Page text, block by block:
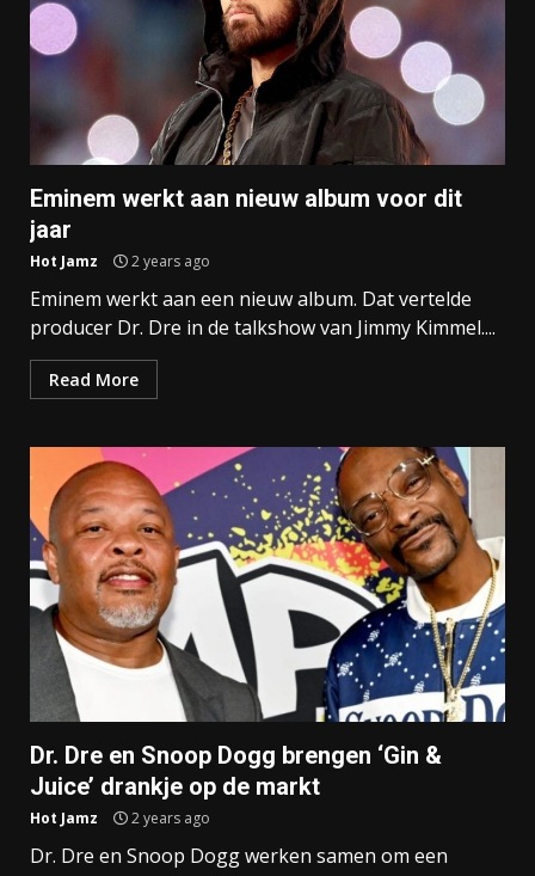
Eminem werkt aan nieuw album voor dit
jaar
Hot Jamz 2 years ago
Eminem werkt aan een nieuw album. Dat vertelde
producer Dr. Dre in de talkshow van Jimmy Kimmel....
Read More
Dr. Dre en Snoop Dogg brengen ‘Gin &
Juice’ drankje op de markt
Hot Jamz 2 years ago
Dr. Dre en Snoop Dogg werken samen om een